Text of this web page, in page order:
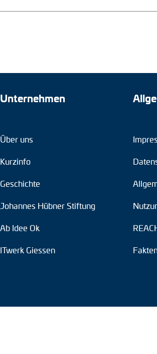
Unternehmen
Über uns
Kurzinfo
Geschichte
Johannes Hübner Stiftung
Ab Idee Ok
ITwerk Giessen